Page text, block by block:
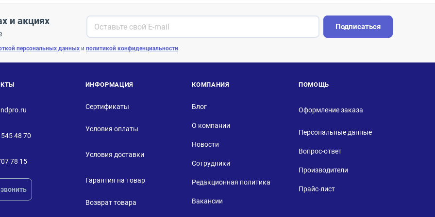
и акциях Подписаться
персональных данных и политикой конфиденциальности.
48 70
78 15
ИНФОРМАЦИЯ
Сертификаты
Условия оплаты
Условия доставки
Гарантия на товар
Возврат товара
КОМПАНИЯ
Блог
О компании
Новости
Сотрудники
Редакционная политика
Вакансии
ПОМОЩЬ
Оформление заказа
Персональные данные
Вопрос-ответ
Производители
Прайс-лист